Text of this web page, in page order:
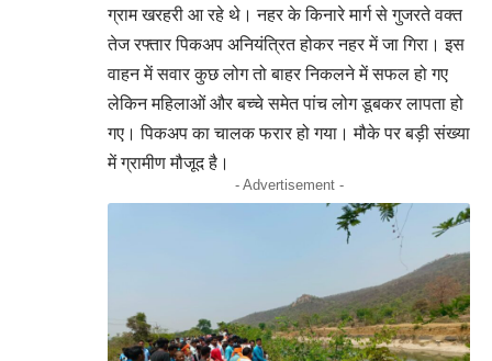
ग्राम खरहरी आ रहे थे। नहर के किनारे मार्ग से गुजरते वक्त
तेज रफ्तार पिकअप अनियंत्रित होकर नहर में जा गिरा। इस
वाहन में सवार कुछ लोग तो बाहर निकलने में सफल हो गए
लेकिन महिलाओं और बच्चे समेत पांच लोग डूबकर लापता हो
गए। पिकअप का चालक फरार हो गया। मौके पर बड़ी संख्या
में ग्रामीण मौजूद है।
- Advertisement -